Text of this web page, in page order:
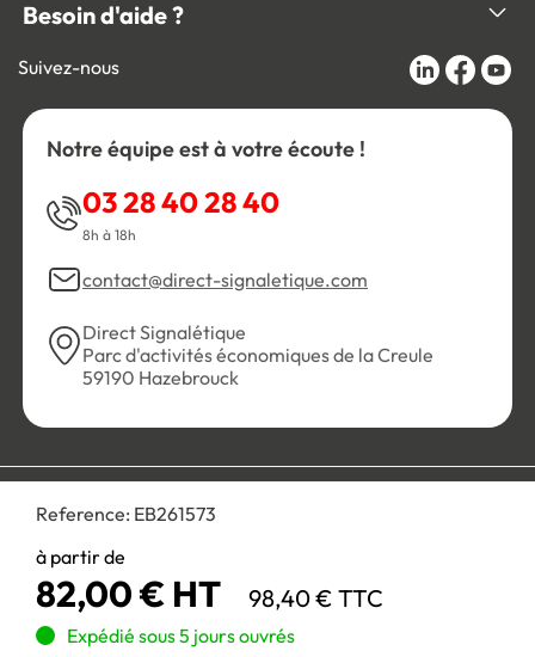
Reference: EB261573
à partir de
82,00 € HT 98,40 € TTC
Expédié sous 5 jours ouvrés
Besoin d'aide ?
Suivez-nous
Notre équipe est à votre écoute !
03 28 40 28 40
8h à 18h
contact@direct-signaletique.com
Direct Signalétique
Parc d'activités économiques de la Creule
59190 Hazebrouck
Personnaliser les cookies
Paiement 100% sécurisé :